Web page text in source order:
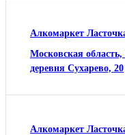
Алкомаркет
Московская
деревня Сухарево, 20
Алкомаркет